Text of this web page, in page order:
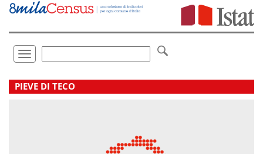
Vai
direttamente
Toggle
navigation
.
PIEVE DI TECO